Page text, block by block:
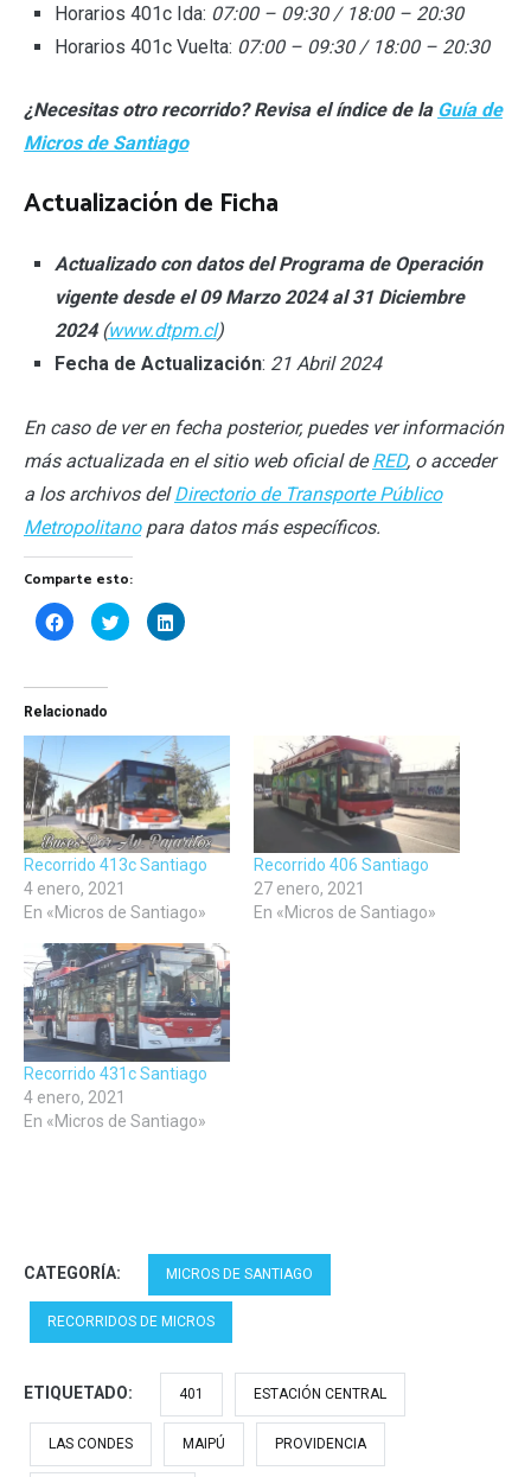
Horarios 401c Ida: 07:00 – 09:30 / 18:00 – 20:30
Horarios 401c Vuelta: 07:00 – 09:30 / 18:00 – 20:30
¿Necesitas otro recorrido? Revisa el índice de la Guía de
Micros de Santiago
Actualización de Ficha
Actualizado con datos del Programa de Operación
vigente desde el 09 Marzo 2024 al 31 Diciembre
2024(www.dtpm.cl)
Fecha de Actualización: 21 Abril 2024
En caso de ver en fecha posterior, puedes ver información
más actualizada en el sitio web oficial deRED, o acceder
a los archivos delDirectorio de Transporte Público
Metropolitanopara datos más específicos.
Comparte esto:
Haz
clic
Facebook
abre
en
ventana
nueva)
Haz
clic
en
ventana
nueva)
Haz
clic
en
una
ventana
nueva)
Relacionado
Recorrido 413c Santiago
4 enero, 2021
En «Micros de Santiago»
Recorrido 406 Santiago
27 enero, 2021
En «Micros de Santiago»
Recorrido 431c Santiago
4 enero, 2021
En «Micros de Santiago»
CATEGORÍA: MICROS DE SANTIAGO
RECORRIDOS DE MICROS
ETIQUETADO: 401 ESTACIÓN CENTRAL
LAS CONDES MAIPÚ PROVIDENCIA